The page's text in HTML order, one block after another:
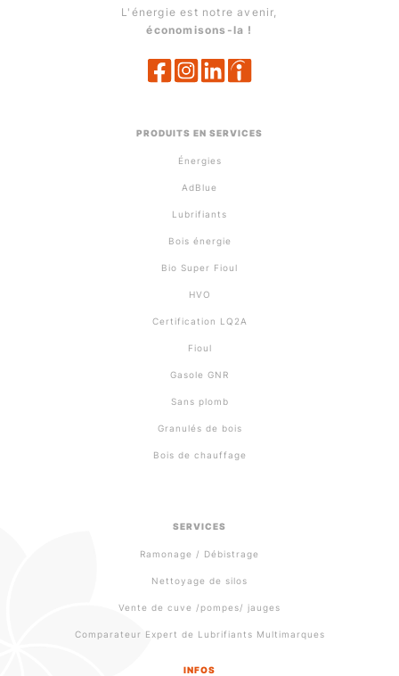
L'énergie est notre avenir,
économisons-la !
PRODUITS EN SERVICES
Énergies
AdBlue
Lubrifiants
Bois énergie
Bio Super Fioul
HVO
Certification LQ2A
Fioul
Gasole GNR
Sans plomb
Granulés de bois
Bois de chauffage
SERVICES
Ramonage / Débistrage
Nettoyage de silos
Vente de cuve /pompes/ jauges
Comparateur Expert de Lubrifiants Multimarques
INFOS